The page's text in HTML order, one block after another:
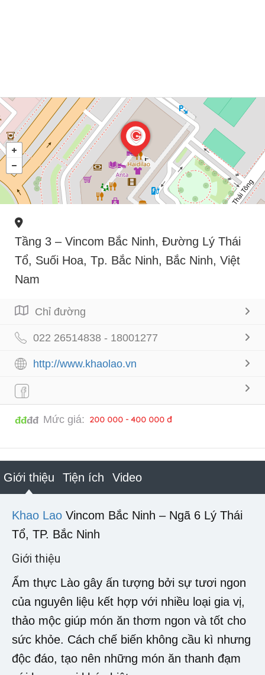
Tầng 3 – Vincom Bắc Ninh, Đường Lý Thái
Tổ, Suối Hoa, Tp. Bắc Ninh, Bắc Ninh, Việt
Nam
Chỉ đường
022 26514838 - 18001277
http://www.khaolao.vn
đđđđ Mức giá: 200 000 - 400 000 đ
Giới thiệu Tiện ích Video
Khao Lao Vincom Bắc Ninh – Ngã 6 Lý Thái
Tổ, TP. Bắc Ninh
Giới thiệu
Ẩm thực Lào gây ấn tượng bởi sự tươi ngon
của nguyên liệu kết hợp với nhiều loại gia vị,
thảo mộc giúp món ăn thơm ngon và tốt cho
sức khỏe. Cách chế biến không cầu kì nhưng
độc đáo, tạo nên những món ăn thanh đạm